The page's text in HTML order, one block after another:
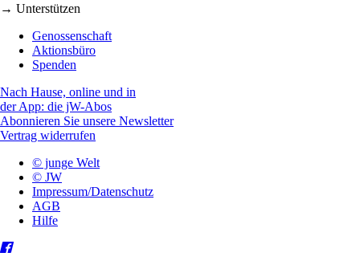
→ Unterstützen
Genossenschaft
Aktionsbüro
Spenden
Nach Hause, online und in
der App: die jW-Abos
Abonnieren Sie unsere Newsletter
Vertrag widerrufen
© junge Welt
© JW
Impressum/Datenschutz
AGB
Hilfe